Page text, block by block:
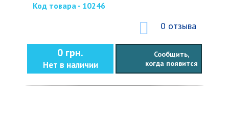
Код товара - 10246
0 отзыва
0 грн.
Нет в наличии
Сообщить,
когда появится